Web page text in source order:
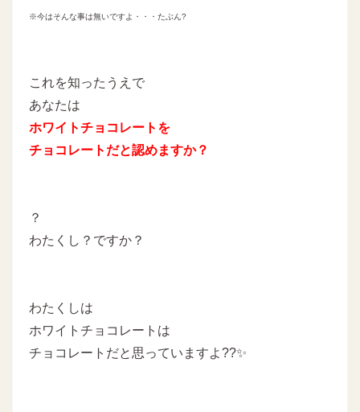
※今はそんな事は無いですよ・・・たぶん?
これを知ったうえで
あなたは
ホワイトチョコレートを
チョコレートだと認めますか？
？
わたくし？ですか？
わたくしは
ホワイトチョコレートは
チョコレートだと思っていますよ??✨